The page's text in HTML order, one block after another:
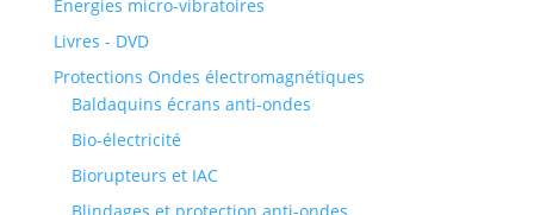
Energies micro-vibratoires
Livres - DVD
Protections Ondes électromagnétiques
Baldaquins écrans anti-ondes
Bio-électricité
Biorupteurs et IAC
Blindages et protection anti-ondes